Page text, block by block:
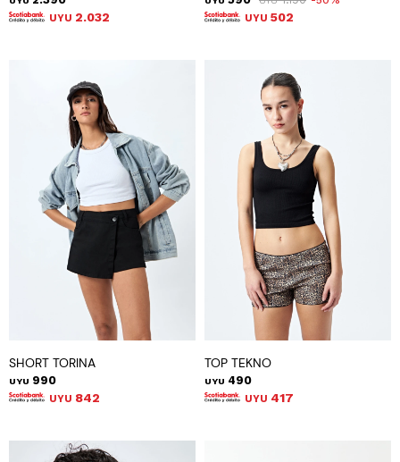
UYU 2.032 UYU 502
SHORT TORINA
UYU 990
UYU 842
TOP TEKNO
UYU 490
UYU 417